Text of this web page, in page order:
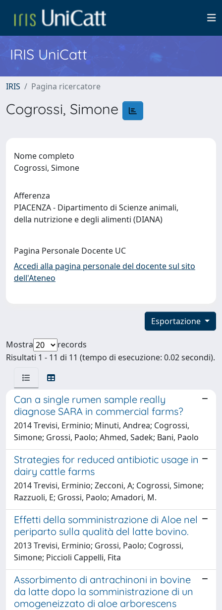
IRIS UniCatt
IRIS Pagina ricercatore
Cogrossi, Simone
Nome completo
Cogrossi, Simone
Afferenza
PIACENZA - Dipartimento di Scienze animali,
della nutrizione e degli alimenti (DIANA)
Pagina Personale Docente UC
Accedi alla pagina personale del docente sul sito
dell'Ateneo
Esportazione
Mostra
records
Risultati 1 - 11 di 11 (tempo di esecuzione: 0.02 secondi).
Can a single rumen sample really
diagnose SARA in commercial farms?
2014 Trevisi, Erminio; Minuti, Andrea; Cogrossi,
Simone; Grossi, Paolo; Ahmed, Sadek; Bani, Paolo
Strategies for reduced antibiotic usage in
dairy cattle farms
2014 Trevisi, Erminio; Zecconi, A; Cogrossi, Simone;
Razzuoli, E; Grossi, Paolo; Amadori, M.
Effetti della somministrazione di Aloe nel
periparto sulla qualità del latte bovino.
2013 Trevisi, Erminio; Grossi, Paolo; Cogrossi,
Simone; Piccioli Cappelli, Fita
Assorbimento di antrachinoni in bovine
da latte dopo la somministrazione di un
omogeneizzato di aloe arborescens